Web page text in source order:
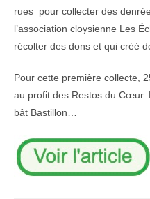
rues pour collecter des
l’association cloysienne Les
récolter des dons et qui créé
Pour cette première collecte,
au profit des Restos du Cœur.
bât Bastillon…